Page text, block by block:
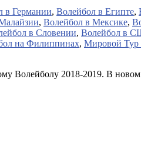
в Германии, Волейбол в Египте,
, Волейбол в Мексике,
в Словении, Волейбол в
на Филиппинах, Мировой Тур
Волейболу 2018-2019. В новом